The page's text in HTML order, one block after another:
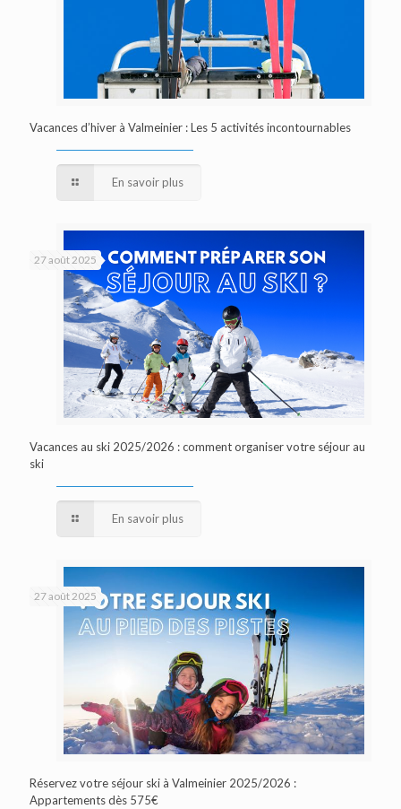
Vacances d’hiver à Valmeinier : Les 5 activités incontournables
En savoir plus
27 août 2025
Vacances au ski 2025/2026 : comment organiser votre séjour au
ski
En savoir plus
27 août 2025
Réservez votre séjour ski à Valmeinier 2025/2026 :
Appartements dès 575€